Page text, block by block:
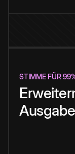
STIMME FÜR